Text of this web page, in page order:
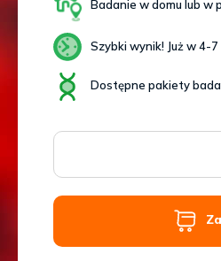
Badanie w domu lub w
Szybki wynik! Już w 4-
Dostępne pakiety